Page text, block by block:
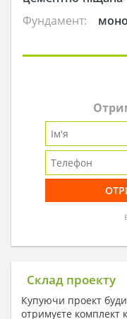
Фундамент:
Склад проекту
Купуючи проект
отримуєте комплект